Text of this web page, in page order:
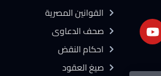
القوانين المصرية
صحف الدعاوى
احكام النقض
صيغ العقود